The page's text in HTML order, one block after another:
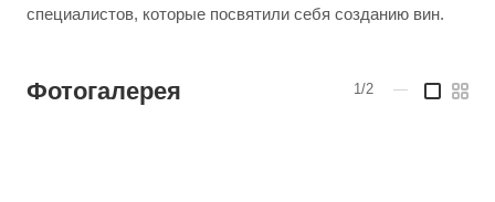
специалистов, которые посвятили себя созданию вин.
Фотогалерея 1/2 —